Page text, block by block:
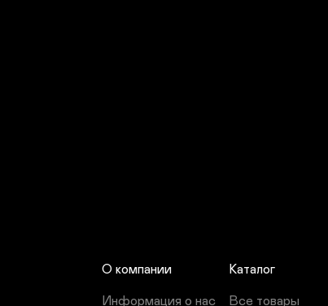
О компании
Информация о нас
Каталог
Все товары